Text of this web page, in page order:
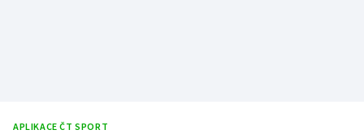
APLIKACE ČT SPORT